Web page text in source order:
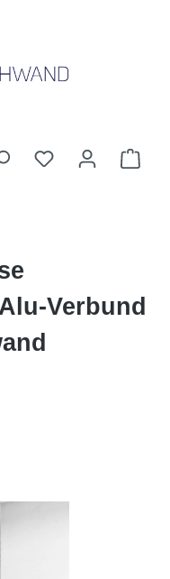
Du hast 0
Verbund